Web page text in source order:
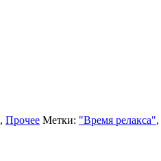
, Прочее Метки: "Время релакса",